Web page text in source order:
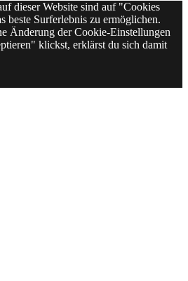
dieser Website sind auf "Cookies
beste Surferlebnis zu ermöglichen.
Änderung der Cookie-Einstellungen
klickst, erklärst du sich damit